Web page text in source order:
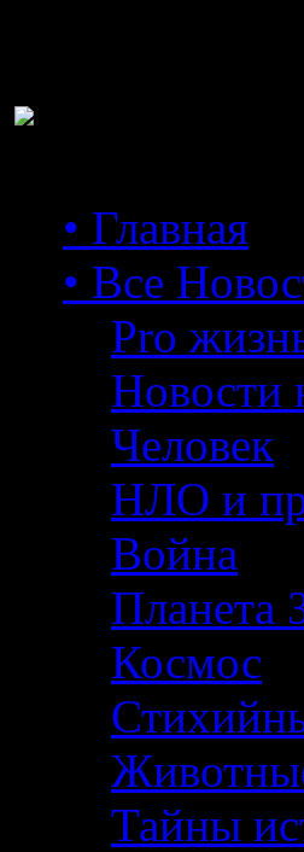
• Главная
• Все
Pro
Новости
Человек
НЛО и
Война
Планета
Космос
Тайны